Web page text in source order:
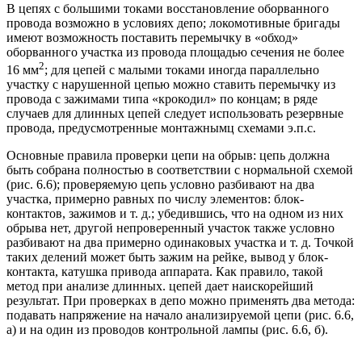
В цепях с большими токами восстановление оборванного
провода возможно в условиях депо; локомотивные бригады
имеют возможность поставить перемычку в «обход»
оборванного участка из провода площадью сечения не более
16 мм2; для цепей с малыми токами иногда параллельно
участку с нарушенной цепью можно ставить перемычку из
провода с зажимами типа «крокодил» по концам; в ряде
случаев для длинных цепей следует использовать резервные
провода, предусмотренные монтажнымц схемами э.п.с.
Основные правила проверки цепи на обрыв: цепь должна
быть собрана полностью в соответствии с нормальной схемой
(рис. 6.6); проверяемую цепь условно разбивают на два
участка, примерно равных по числу элементов: блок-
контактов, зажимов и т. д.; убедившись, что на одном из них
обрыва нет, другой непроверенный участок также условно
разбивают на два примерно одинаковых участка и т. д. Точкой
таких делений может быть зажим на рейке, вывод у блок-
контакта, катушка привода аппарата. Как правило, такой
метод при анализе длинных. цепей дает наискорейший
результат. При проверках в депо можно применять два метода:
подавать напряжение на начало анализируемой цепи (рис. 6.6,
а) и на один из проводов контрольной лампы (рис. 6.6, б).